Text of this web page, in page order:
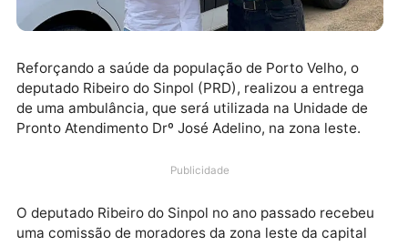
deputado Ribeiro do Sinpol (PRD), realizou a entrega
Pronto Atendimento Drº José Adelino, na zona leste.